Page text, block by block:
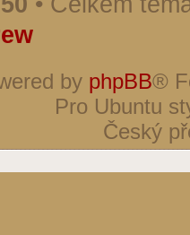
by phpBB®
Pro Ubuntu
Český